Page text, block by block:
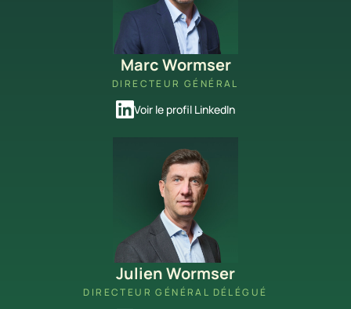
Marc Wormser
DIRECTEUR GÉNÉRAL
Voir le profil LinkedIn
Julien Wormser
DIRECTEUR GÉNÉRAL DÉLÉGUÉ